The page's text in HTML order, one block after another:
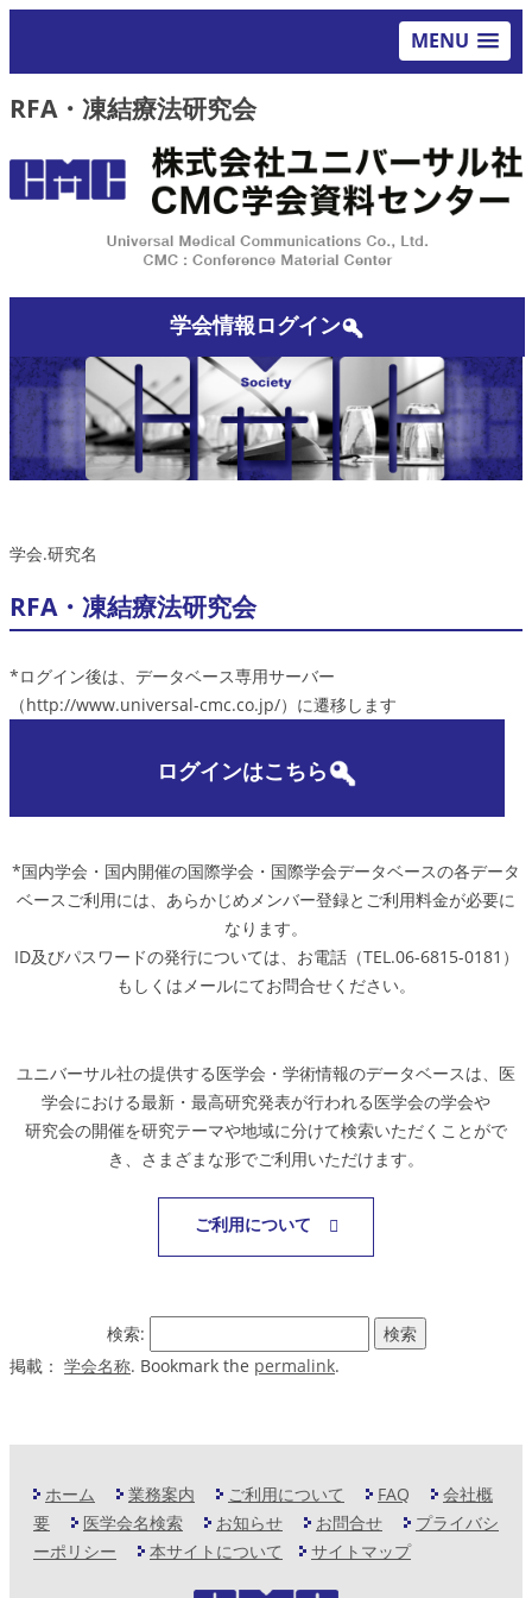
MENU
RFA・凍結療法研究会
学会情報ログイン
学会.研究名
RFA・凍結療法研究会
*ログイン後は、データベース専用サーバー
（http://www.universal-cmc.co.jp/）に遷移します
ログインはこちら
*国内学会・国内開催の国際学会・国際学会データベースの各データ
ベースご利用には、あらかじめメンバー登録とご利用料金が必要に
なります。
ID及びパスワードの発行については、お電話（TEL.06-6815-0181）
もしくはメールにてお問合せください。
ユニバーサル社の提供する医学会・学術情報のデータベースは、医
学会における最新・最高研究発表が行われる医学会の学会や
研究会の開催を研究テーマや地域に分けて検索いただくことがで
き、さまざまな形でご利用いただけます。
ご利用について
検索:
掲載： 学会名称. Bookmark the permalink.
ホーム 業務案内 ご利用について FAQ
会社概
要
医学会名検索 お知らせ お問合せ
プライバシ
ーポリシー
本サイトについて サイトマップ